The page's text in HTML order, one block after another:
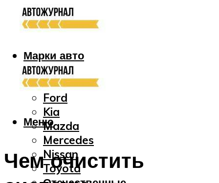
Марки авто
Audi
Bmw
Ford
Kia
Mazda
Mercedes
Nissan
Toyota
Меню
Чем очистить